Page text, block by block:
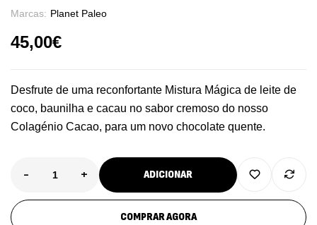
Marcas: Planet Paleo
45,00€
Desfrute de uma reconfortante Mistura Mágica de leite de
coco, baunilha e cacau no sabor cremoso do nosso
Colagénio Cacao, para um novo chocolate quente.
- + ADICIONAR
COMPRAR AGORA